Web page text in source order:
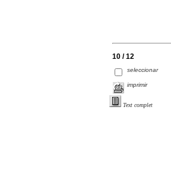
10 / 12
seleccionar
imprimir
Text complet